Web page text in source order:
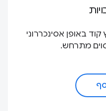
באופן אסינכררוני
מתרחש.